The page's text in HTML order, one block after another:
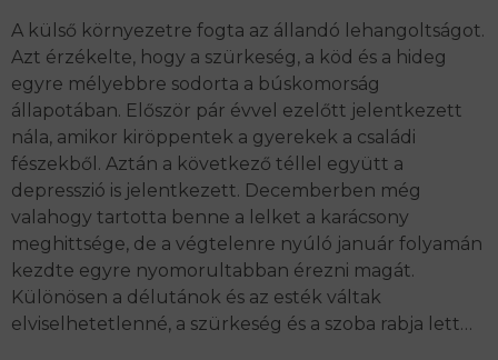
A külső környezetre fogta az állandó lehangoltságot.
Azt érzékelte, hogy a szürkeség, a köd és a hideg
egyre mélyebbre sodorta a búskomorság
állapotában. Először pár évvel ezelőtt jelentkezett
nála, amikor kiröppentek a gyerekek a családi
fészekből. Aztán a következő téllel együtt a
depresszió is jelentkezett. Decemberben még
valahogy tartotta benne a lelket a karácsony
meghittsége, de a végtelenre nyúló január folyamán
kezdte egyre nyomorultabban érezni magát.
Különösen a délutánok és az esték váltak
elviselhetetlenné, a szürkeség és a szoba rabja lett…